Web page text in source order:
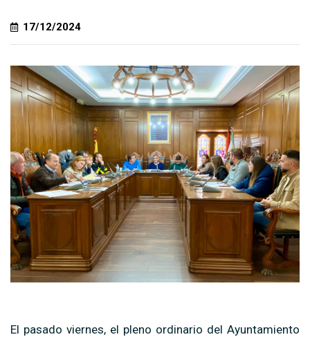
17/12/2024
El pasado viernes, el pleno ordinario del Ayuntamiento